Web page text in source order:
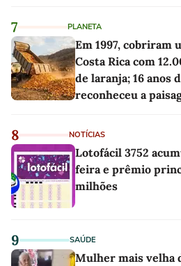
7 PLANETA
Em 1997, cobriram
Costa Rica com
de laranja; 16 anos
reconheceu a
8 NOTÍCIAS
Lotofácil 3752
feira e prêmio
milhões
9 SAÚDE
Mulher mais velha